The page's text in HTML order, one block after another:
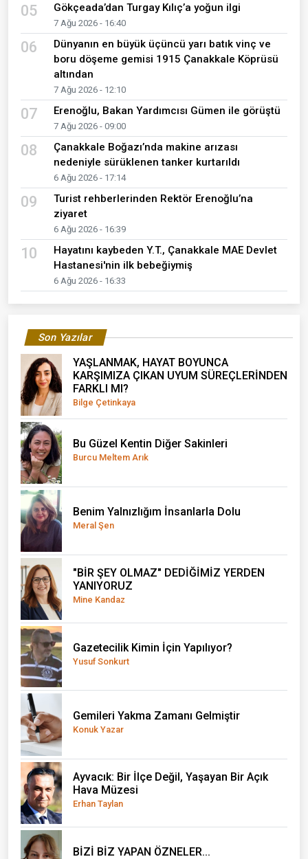
05 Gökçeada’dan Turgay Kılıç’a yoğun ilgi
7 Ağu 2026 - 16:40
06
Dünyanın en büyük üçüncü yarı batık vinç ve
boru döşeme gemisi 1915 Çanakkale Köprüsü
altından
7 Ağu 2026 - 12:10
07 Erenoğlu, Bakan Yardımcısı Gümen ile görüştü
7 Ağu 2026 - 09:00
08
Çanakkale Boğazı’nda makine arızası
nedeniyle sürüklenen tanker kurtarıldı
6 Ağu 2026 - 17:14
09
Turist rehberlerinden Rektör Erenoğlu’na
ziyaret
6 Ağu 2026 - 16:39
10
Hayatını kaybeden Y.T., Çanakkale MAE Devlet
Hastanesi'nin ilk bebeğiymiş
6 Ağu 2026 - 16:33
Son Yazılar
YAŞLANMAK, HAYAT BOYUNCA
KARŞIMIZA ÇIKAN UYUM SÜREÇLERİNDEN
FARKLI MI?
Bilge Çetinkaya
Bu Güzel Kentin Diğer Sakinleri
Burcu Meltem Arık
Benim Yalnızlığım İnsanlarla Dolu
Meral Şen
"BİR ŞEY OLMAZ" DEDİĞİMİZ YERDEN
YANIYORUZ
Mine Kandaz
Gazetecilik Kimin İçin Yapılıyor?
Yusuf Sonkurt
Gemileri Yakma Zamanı Gelmiştir
Konuk Yazar
Ayvacık: Bir İlçe Değil, Yaşayan Bir Açık
Hava Müzesi
Erhan Taylan
BİZİ BİZ YAPAN ÖZNELER...